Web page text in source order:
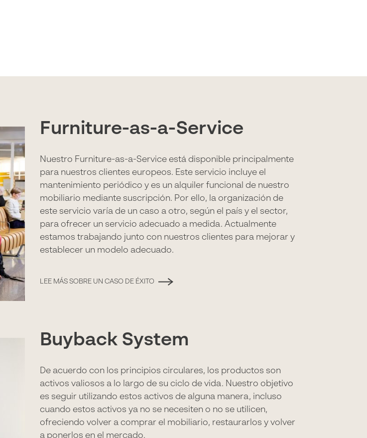
Furniture-as-a-Service
Nuestro Furniture-as-a-Service está disponible principalmente
para nuestros clientes europeos. Este servicio incluye el
mantenimiento periódico y es un alquiler funcional de nuestro
mobiliario mediante suscripción. Por ello, la organización de
este servicio varía de un caso a otro, según el país y el sector,
para ofrecer un servicio adecuado a medida. Actualmente
estamos trabajando junto con nuestros clientes para mejorar y
establecer un modelo adecuado.
LEE MÁS SOBRE UN CASO DE ÉXITO
Buyback System
De acuerdo con los principios circulares, los productos son
activos valiosos a lo largo de su ciclo de vida. Nuestro objetivo
es seguir utilizando estos activos de alguna manera, incluso
cuando estos activos ya no se necesiten o no se utilicen,
ofreciendo volver a comprar el mobiliario, restaurarlos y volver
a ponerlos en el mercado.